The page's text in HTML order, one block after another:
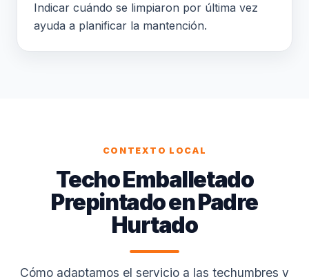
Indicar cuándo se limpiaron por última vez
ayuda a planificar la mantención.
CONTEXTO LOCAL
Techo Emballetado
Prepintado en Padre
Hurtado
Cómo adaptamos el servicio a las techumbres y